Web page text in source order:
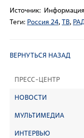
ПРЕСС-ЦЕНТР
НОВОСТИ
МУЛЬТИМЕДИА
ИНТЕРВЬЮ
Источник:
Теги: Россия 24, ТВ,
ВЕРНУТЬСЯ НАЗАД